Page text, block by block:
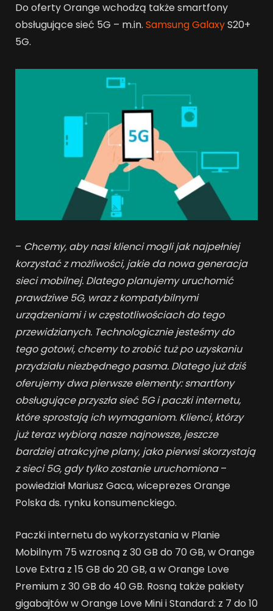
Do oferty Orange wchodzą także smartfony
obsługujące sieć 5G – m.in. Samsung GalaxyS20+
5G.
– Chcemy, aby nasi klienci mogli jak najpełniej
korzystać z możliwości, jakie da nowa generacja
sieci mobilnej. Dlatego planujemy uruchomić
prawdziwe 5G, wraz z kompatybilnymi
urządzeniami i w częstotliwościach do tego
przewidzianych. Technologicznie jesteśmy do
tego gotowi, chcemy to zrobić tuż po uzyskaniu
przydziału niezbędnego pasma. Dlatego już dziś
oferujemy dwa pierwsze elementy: smartfony
obsługujące przyszła sieć 5G i paczki internetu,
które sprostają ich wymaganiom. Klienci, którzy
już teraz wybiorą nasze najnowsze, jeszcze
bardziej atrakcyjne plany, jako pierwsi skorzystają
z sieci 5G, gdy tylko zostanie uruchomiona–
powiedział Mariusz Gaca, wiceprezes Orange
Polska ds. rynku konsumenckiego.
Paczki internetu do wykorzystania w Planie
Mobilnym 75 wzrosną z 30 GB do 70 GB, w Orange
Love Extra z 15 GB do 20 GB, a w Orange Love
Premium z 30 GB do 40 GB. Rosną także pakiety
gigabajtów w Orange Love Mini i Standard: z 7 do 10